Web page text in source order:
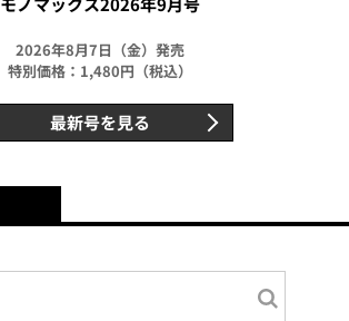
2026年8月7日（金）発売
特別価格：1,480円（税込）
最新号を見る